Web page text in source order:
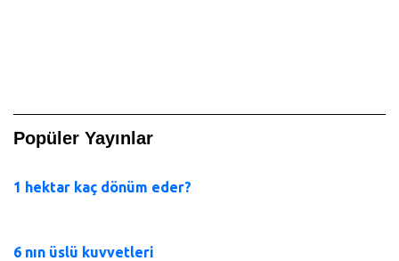
Popüler Yayınlar
1 hektar kaç dönüm eder?
6 nın üslü kuvvetleri